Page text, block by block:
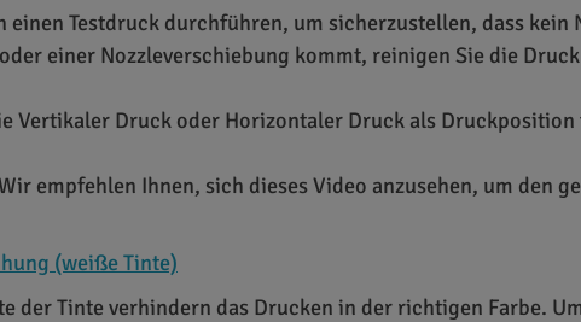
Testdruck durchführen, um sicherzustellen, dass kein
einer Nozzleverschiebung kommt, reinigen Sie die
Vertikaler Druck oder Horizontaler Druck als Druckposition
empfehlen Ihnen, sich dieses Video anzusehen, um den
(weiße Tinte)
der Tinte verhindern das Drucken in der richtigen Farbe.